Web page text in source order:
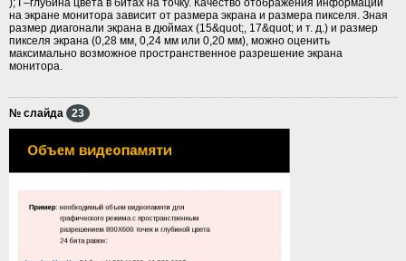
на экране монитора зависит от размера экрана и размера пикселя. Зная
размер диагонали экрана в дюймах (15&quot;, 17&quot; и т. д.) и размер
пикселя экрана (0,28 мм, 0,24 мм или 0,20 мм), можно оценить
максимально возможное пространственное разрешение экрана
монитора.
№ слайда 23